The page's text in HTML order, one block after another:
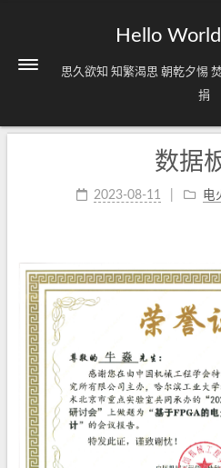
Hello
思久欲知 知繁渴思 朝乾夕惕
捐
数据
2023-08-11 电